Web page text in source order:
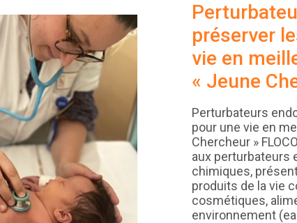
préserver
vie en
« Jeune
Perturbateurs
pour une vie en
Chercheur »
aux perturbateurs
chimiques,
produits de la vie
cosmétiques,
environnement